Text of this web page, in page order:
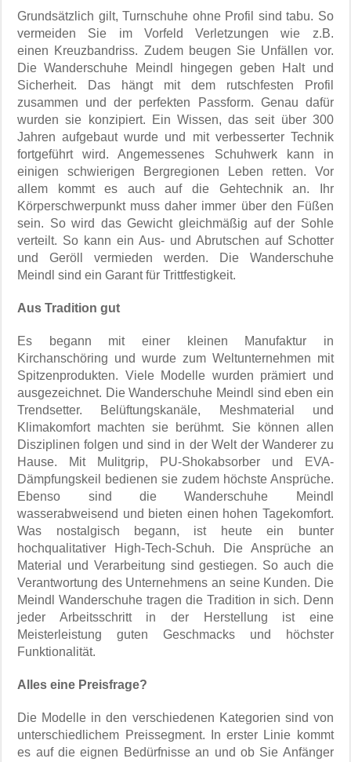
Grundsätzlich gilt, Turnschuhe ohne Profil sind tabu. So
vermeiden Sie im Vorfeld Verletzungen wie z.B.
einen Kreuzbandriss. Zudem beugen Sie Unfällen vor.
Die Wanderschuhe Meindl hingegen geben Halt und
Sicherheit. Das hängt mit dem rutschfesten Profil
zusammen und der perfekten Passform. Genau dafür
wurden sie konzipiert. Ein Wissen, das seit über 300
Jahren aufgebaut wurde und mit verbesserter Technik
fortgeführt wird. Angemessenes Schuhwerk kann in
einigen schwierigen Bergregionen Leben retten. Vor
allem kommt es auch auf die Gehtechnik an. Ihr
Körperschwerpunkt muss daher immer über den Füßen
sein. So wird das Gewicht gleichmäßig auf der Sohle
verteilt. So kann ein Aus- und Abrutschen auf Schotter
und Geröll vermieden werden. Die Wanderschuhe
Meindl sind ein Garant für Trittfestigkeit.
Aus Tradition gut
Es begann mit einer kleinen Manufaktur in
Kirchanschöring und wurde zum Weltunternehmen mit
Spitzenprodukten. Viele Modelle wurden prämiert und
ausgezeichnet. Die Wanderschuhe Meindl sind eben ein
Trendsetter. Belüftungskanäle, Meshmaterial und
Klimakomfort machten sie berühmt. Sie können allen
Disziplinen folgen und sind in der Welt der Wanderer zu
Hause. Mit Mulitgrip, PU-Shokabsorber und EVA-
Dämpfungskeil bedienen sie zudem höchste Ansprüche.
Ebenso sind die Wanderschuhe Meindl
wasserabweisend und bieten einen hohen Tagekomfort.
Was nostalgisch begann, ist heute ein bunter
hochqualitativer High-Tech-Schuh. Die Ansprüche an
Material und Verarbeitung sind gestiegen. So auch die
Verantwortung des Unternehmens an seine Kunden. Die
Meindl Wanderschuhe tragen die Tradition in sich. Denn
jeder Arbeitsschritt in der Herstellung ist eine
Meisterleistung guten Geschmacks und höchster
Funktionalität.
Alles eine Preisfrage?
Die Modelle in den verschiedenen Kategorien sind von
unterschiedlichem Preissegment. In erster Linie kommt
es auf die eignen Bedürfnisse an und ob Sie Anfänger